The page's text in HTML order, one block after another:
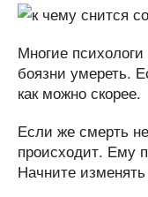
Многие
боязни умереть.
как можно скорее.
Если же смерть
происходит. Ему
Начните